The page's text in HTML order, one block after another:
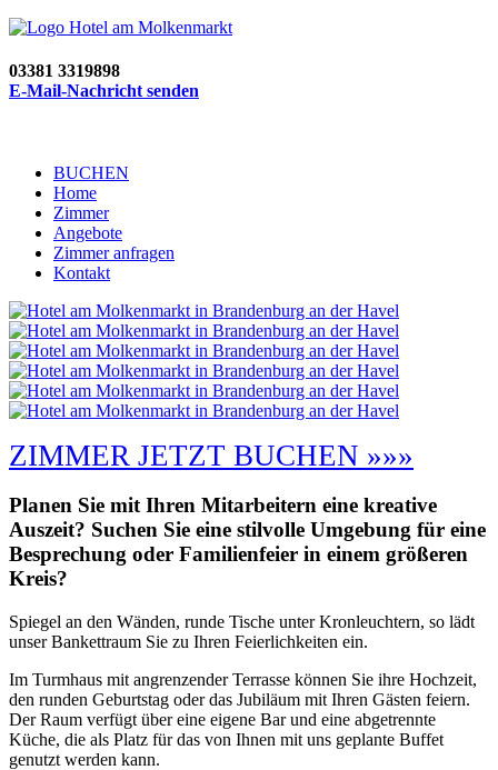
03381 3319898
E-Mail-Nachricht senden
BUCHEN
Home
Zimmer
Angebote
Zimmer anfragen
Kontakt
ZIMMER JETZT BUCHEN »»»
Planen Sie mit Ihren Mitarbeitern eine kreative
Auszeit? Suchen Sie eine stilvolle Umgebung für eine
Besprechung oder Familienfeier in einem größeren
Kreis?
Spiegel an den Wänden, runde Tische unter Kronleuchtern, so lädt
unser Bankettraum Sie zu Ihren Feierlichkeiten ein.
Im Turmhaus mit angrenzender Terrasse können Sie ihre Hochzeit,
den runden Geburtstag oder das Jubiläum mit Ihren Gästen feiern.
Der Raum verfügt über eine eigene Bar und eine abgetrennte
Küche, die als Platz für das von Ihnen mit uns geplante Buffet
genutzt werden kann.